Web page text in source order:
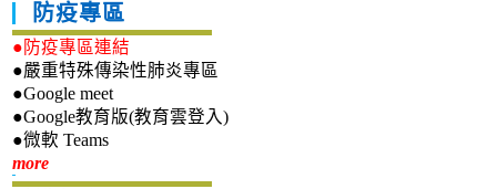
防疫專區
●防疫專區連結
●嚴重特殊傳染性肺炎專區
●Google meet
●Google教育版(教育雲登入)
●微軟 Teams
more新生專區